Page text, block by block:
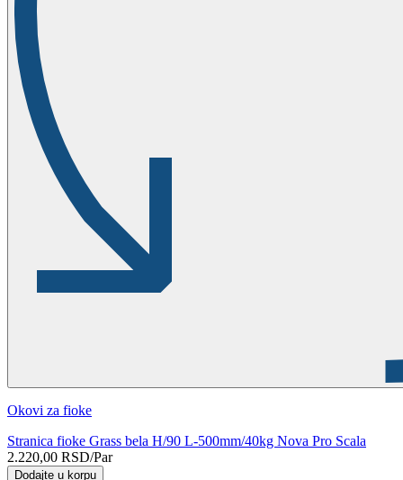
Okovi za fioke
Stranica fioke Grass bela H/90 L-500mm/40kg Nova Pro Scala
2.220,00 RSD/Par
Dodajte u korpu